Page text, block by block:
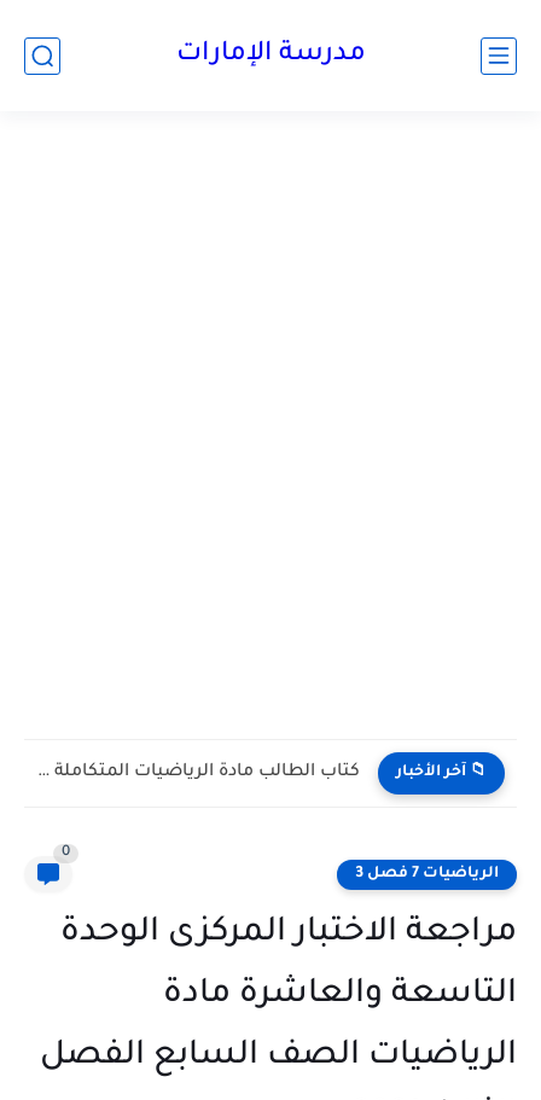
مدرسة الإمارات
📁 آخر الأخبار كتاب الطالب مادة الرياضيات المتكاملة الصف التاسع Bridge متقدم الفصل...
الرياضيات 7 فصل 3
0
مراجعة الاختبار المركزى الوحدة
التاسعة والعاشرة مادة
الرياضيات الصف السابع الفصل